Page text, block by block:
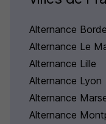
Alternance
Alternance Le
Alternance Lille
Alternance Lyon
Alternance
Alternance